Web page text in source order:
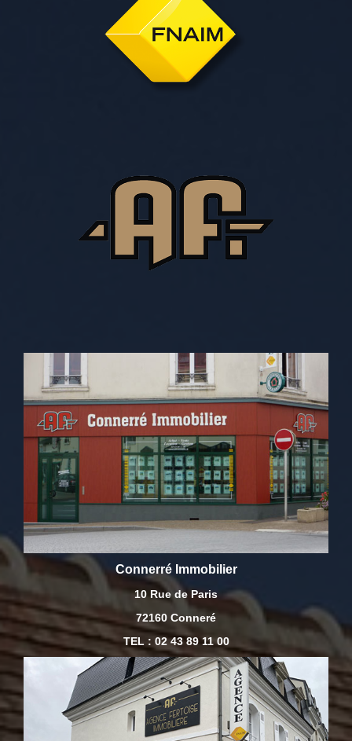
Connerré Immobilier
10 Rue de Paris
72160 Conneré
TEL : 02 43 89 11 00